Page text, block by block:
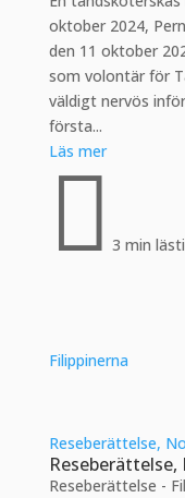
oktober 2024,
den 11 oktober
som volontär för
väldigt nervös
första...
Läs mer
 3 min
Filippinerna
Reseberättelse,
Reseberättelse,
Reseberättelse -